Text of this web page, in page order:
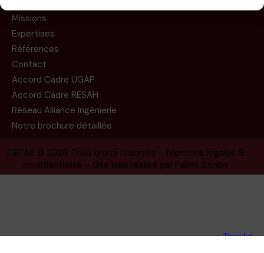
Missions
Expertises
Références
Contact
Accord Cadre UGAP
Accord Cadre RESAH
Réseau Alliance Ingénierie
Notre brochure détaillée
CETAB © 2026. Tous droits réservés – Mentions légales &
confidentialité – Site web réalisé par Palms Studio